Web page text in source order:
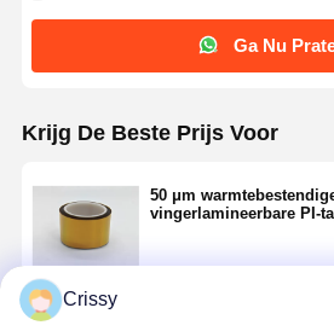
Ga Nu
Krijg De Beste Prijs Voor
50 μm
vingerlamineerbare PI-
Crissy